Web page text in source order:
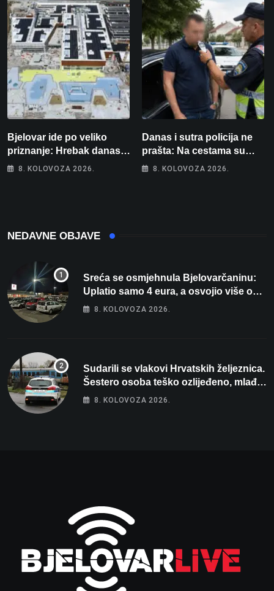
Bjelovar ide po veliko
priznanje: Hrebak danas u
Parizu predstavlja
8. KOLOVOZA 2026.
Danas i sutra policija ne
prašta: Na cestama su
posebno na meti ovi
8. KOLOVOZA 2026.
NEDAVNE OBJAVE
Sreća se osmjehnula Bjelovarčaninu:
Uplatio samo 4 eura, a osvojio više od
80 tisuća eura
8. KOLOVOZA 2026.
Sudarili se vlakovi Hrvatskih željeznica.
Šestero osoba teško ozlijeđeno, mlađa
žena na intenzivnoj
8. KOLOVOZA 2026.